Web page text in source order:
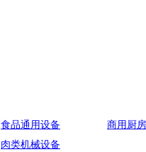
食品通用设备 商用厨
肉类机械设备